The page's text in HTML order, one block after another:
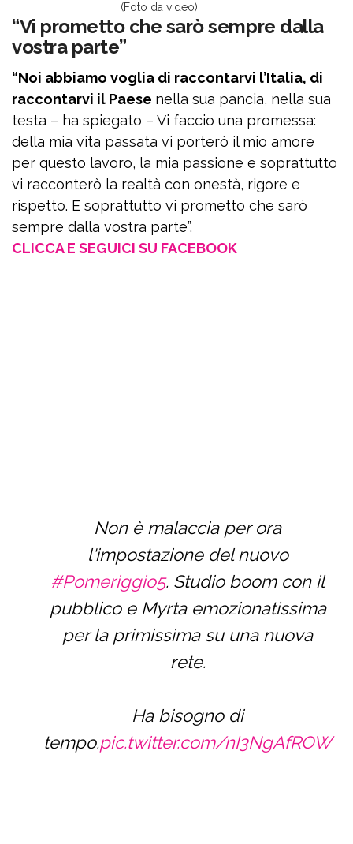
(Foto da video)
“Vi prometto che sarò sempre dalla
vostra parte”
“Noi abbiamo voglia di raccontarvi l’Italia, di
raccontarvi il Paese nella sua pancia, nella sua
testa – ha spiegato – Vi faccio una promessa:
della mia vita passata vi porterò il mio amore
per questo lavoro, la mia passione e soprattutto
vi racconterò la realtà con onestà, rigore e
rispetto. E soprattutto vi prometto che sarò
sempre dalla vostra parte”.
CLICCA E SEGUICI SU FACEBOOK
Non è malaccia per ora
l'impostazione del nuovo
#Pomeriggio5. Studio boom con il
pubblico e Myrta emozionatissima
per la primissima su una nuova
rete.
Ha bisogno di
tempo.pic.twitter.com/nI3NgAfROW